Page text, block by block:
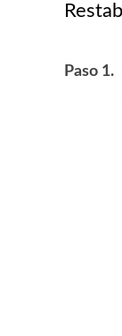
Paso 1.